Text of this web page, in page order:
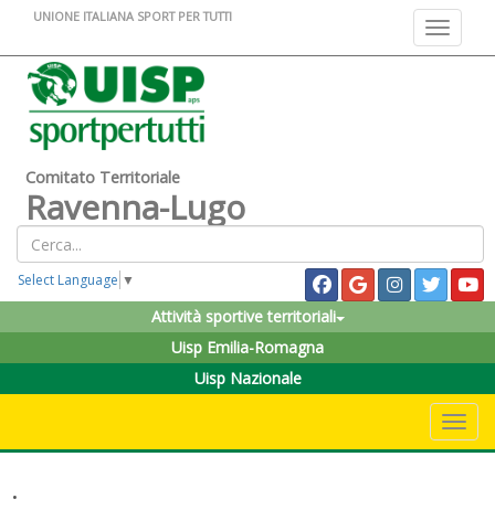
Toggle
UNIONE ITALIANA SPORT PER TUTTI
Comitato Territoriale
Ravenna-Lugo
Select Language ▼
Attività sportive territoriali
Uisp Emilia-Romagna
Uisp Nazionale
.